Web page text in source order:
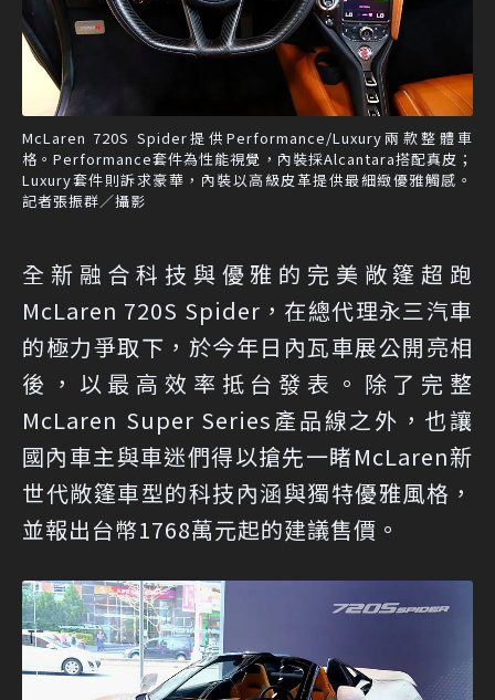
McLaren 720S Spider提供Performance/Luxury兩款整體車
格。Performance套件為性能視覺，內裝採Alcantara搭配真皮；
Luxury套件則訴求豪華，內裝以高級皮革提供最細緻優雅觸感。
記者張振群／攝影
全新融合科技與優雅的完美敞篷超跑
McLaren 720S Spider，在總代理永三汽車
的極力爭取下，於今年日內瓦車展公開亮相
後，以最高效率抵台發表。除了完整
McLaren Super Series產品線之外，也讓
國內車主與車迷們得以搶先一睹McLaren新
世代敞篷車型的科技內涵與獨特優雅風格，
並報出台幣1768萬元起的建議售價。